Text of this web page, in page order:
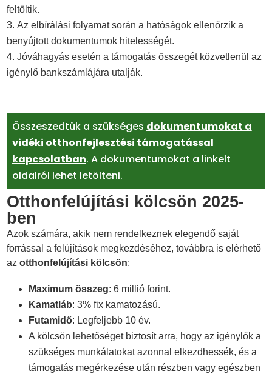
feltöltik.
Az elbírálási folyamat során a hatóságok ellenőrzik a
benyújtott dokumentumok hitelességét.
Jóváhagyás esetén a támogatás összegét közvetlenül az
igénylő bankszámlájára utalják.
Összeszedtük a szükséges dokumentumokat a
vidéki otthonfejlesztési támogatással
kapcsolatban. A dokumentumokat a linkelt
oldalról lehet letölteni.
Otthonfelújítási kölcsön 2025-
ben
Azok számára, akik nem rendelkeznek elegendő saját
forrással a felújítások megkezdéséhez, továbbra is elérhető
azotthonfelújítási kölcsön:
Maximum összeg: 6 millió forint.
Kamatláb: 3% fix kamatozású.
Futamidő: Legfeljebb 10 év.
A kölcsön lehetőséget biztosít arra, hogy az igénylők a
szükséges munkálatokat azonnal elkezdhessék, és a
támogatás megérkezése után részben vagy egészben